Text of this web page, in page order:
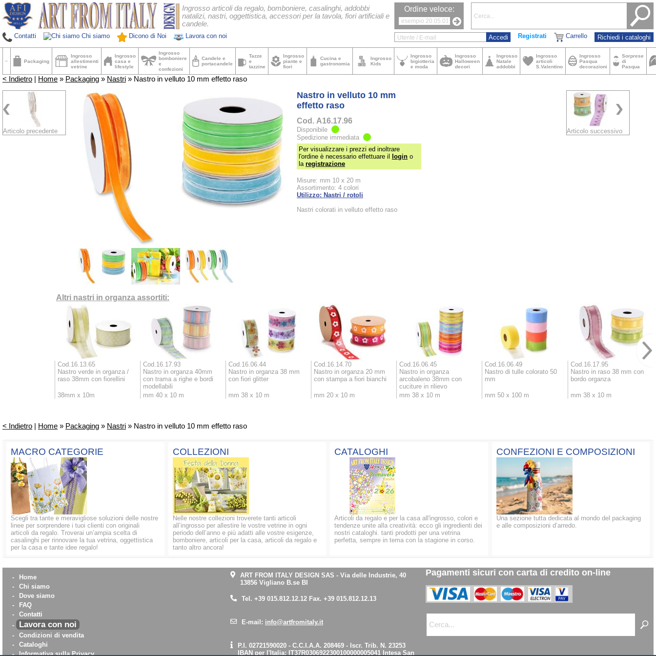
Contatti Chi siamo Dicono di Noi Lavora con noi Registrati Carrello Richiedi i cataloghi
Ingrosso articoli da regalo, bomboniere, casalinghi, addobbi
natalizi, nastri, oggettistica, accessori per la tavola, fiori artificiali e
candele.
Ordine veloce:
Packaging
Ingrosso
allestimenti
vetrine
Ingrosso
casa e
lifestyle
Ingrosso
bomboniere
e
confezioni
Candele e
portacandele
Tazze
e
tazzine
Ingrosso
piante e
fiori
Cucina e
gastronomia
Ingrosso
Kids
Ingrosso
bigiotteria
e moda
Ingrosso
Halloween
decori
Ingrosso
Natale
addobbi
Ingrosso
articoli
S.Valentino
Ingrosso
Pasqua
decorazioni
Sorprese
di
Pasqua
< Indietro Home » Packaging » Nastri » Nastro in velluto 10 mm effetto raso
Articolo precedente
Nastro in velluto 10 mm
effetto raso
Cod. A16.17.96
Disponibile
Spedizione immediata
Per visualizzare i prezzi ed inoltrare
l'ordine è necessario effettuare il
login o
la registrazione
Misure: mm 10 x 20 m
Assortimento: 4 colori
Utilizzo: Nastri / rotoli
Nastri colorati in velluto effetto raso
Articolo successivo
Altri nastri in organza assortiti:
Cod.16.13.65
Nastro verde in organza /
raso 38mm con fiorellini
38mm x 10m
Cod.16.17.93
Nastro in organza 40mm
con trama a righe e bordi
modellabili
mm 40 x 10 m
Cod.16.06.44
Nastro in organza 38 mm
con fiori glitter
mm 38 x 10 m
Cod.16.14.70
Nastro in organza 20 mm
con stampa a fiori bianchi
mm 20 x 10 m
Cod.16.06.45
Nastro in organza
arcobaleno 38mm con
cuciture in rilievo
mm 38 x 10 m
Cod.16.06.49
Nastro di tulle colorato 50
mm
mm 50 x 100 m
Cod.16.17.95
Nastro in raso 38 mm con
bordo organza
mm 38 x 10 m
< Indietro | Home » Packaging » Nastri » Nastro in velluto 10 mm effetto raso
MACRO CATEGORIE
Scegli tra tante e meravigliose soluzioni delle nostre
linee per sorprendere i tuoi clienti con originali
articoli da regalo. Troverai un’ampia scelta di
casalinghi per rinnovare la tua vetrina, oggettistica
per la casa e tante idee regalo!
COLLEZIONI
Nelle nostre collezioni troverete tanti articoli
all’ingrosso per allestire le vostre vetrine in ogni
periodo dell’anno e più adatti alle vostre esigenze,
bomboniere, articoli per la casa, articoli da regalo e
tanto altro ancora!
CATALOGHI
Articoli da regalo e per la casa all'ingrosso, colori e
tendenze unite alla creatività: ecco gli ingredienti dei
nostri cataloghi. tanti prodotti per una vetrina
perfetta, sempre in tema con la stagione in corso.
CONFEZIONI E COMPOSIZIONI
Una sezione tutta dedicata al mondo del packaging
e alle composizioni d’arredo.
-
Home
-
Chi siamo
-
Dove siamo
-
FAQ
-
Contatti
-
Lavora con noi
-
Condizioni di vendita
-
Cataloghi
- Informativa sulla Privacy
ART FROM ITALY DESIGN SAS - Via delle Industrie, 40
13856 Vigliano B.se BI
Tel. +39 015.812.12.12Fax. +39 015.812.12.13
E-mail: info@artfromitaly.it
P.I. 02721590020 - C.C.I.A.A. 208469 - Iscr. Trib. N. 23253
IBAN per l'Italia: IT37R0306922300100000005041 Intesa San
Pagamenti sicuri con carta di credito on-line